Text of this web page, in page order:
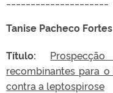
Tanise Pacheco Fortes
Título:
recombinantes para
contra a leptospirose